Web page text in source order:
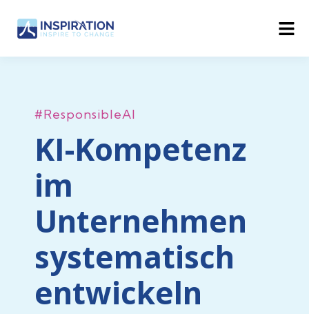
#ResponsibleAI
KI-Kompetenz
im
Unternehmen
systematisch
entwickeln